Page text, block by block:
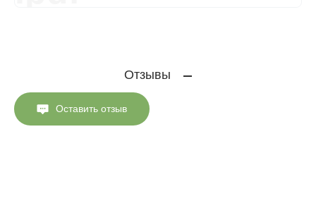
Отзывы
Оставить отзыв